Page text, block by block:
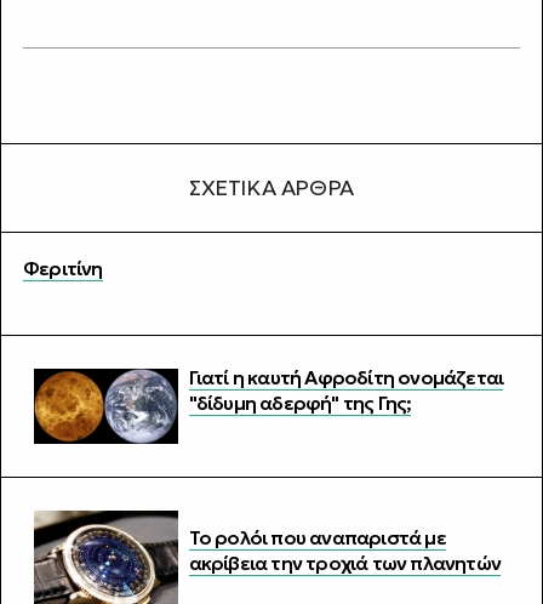
ΣΧΕΤΙΚΆ ΆΡΘΡΑ
Φεριτίνη
Γιατί η καυτή Αφροδίτη ονομάζεται
"δίδυμη αδερφή" της Γης;
Το ρολόι που αναπαριστά με
ακρίβεια την τροχιά των πλανητών